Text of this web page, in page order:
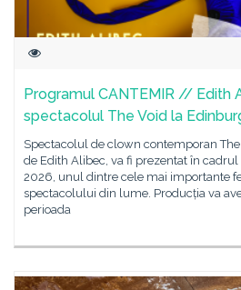
Programul CANTEMIR // Edith
spectacolul The Void la
Spectacolul de clown contemporan
de Edith Alibec, va fi prezentat în
2026, unul dintre cele mai importante
spectacolului din lume. Producția va
perioada